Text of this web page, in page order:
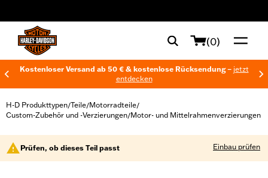
(0)
Kostenloser Versand ab 50 € & kostenlose Rücksendung – jetzt
entdecken
H-D Produkttypen/Teile/Motorradteile/
Custom-Zubehör und -Verzierungen/Motor- und Mittelrahmenverzierungen
Prüfen, ob dieses Teil passt Einbau prüfen